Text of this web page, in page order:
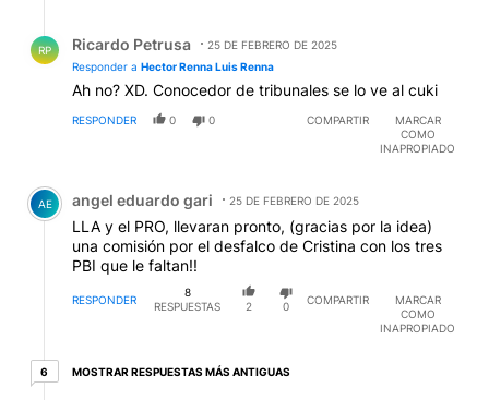
RP Ricardo Petrusa
25 DE FEBRERO DE 2025
Responder a Hector Renna Luis Renna
Ah no? XD. Conocedor de tribunales se lo ve al cuki
RESPONDER 0 0 COMPARTIR
MARCAR
COMO
INAPROPIADO
Comentario de angel eduardo gari.
AE angel eduardo gari 25 DE FEBRERO DE 2025
LLA y el PRO, llevaran pronto, (gracias por la idea)
una comisión por el desfalco de Cristina con los tres
PBI que le faltan!!
RESPONDER
8
RESPUESTAS
2 0
COMPARTIR
MARCAR
COMO
INAPROPIADO
66 respuestas más antiguas
MOSTRAR RESPUESTAS MÁS ANTIGUAS